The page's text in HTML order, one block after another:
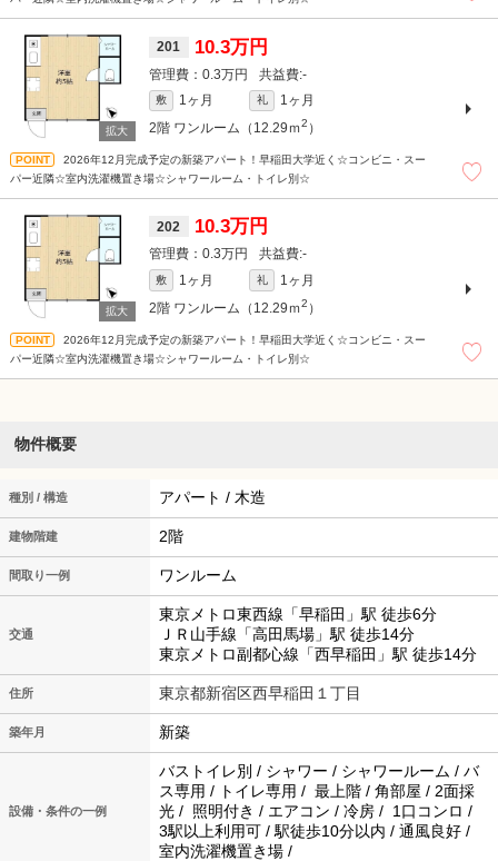
201 10.3万円
0.3万円 -
敷 1ヶ月 礼
1ヶ月
2階 ワンルーム（12.29ｍ2 ）
2026年12月完成予定の新築アパート！早稲田大学近く☆コンビニ・スー
パー近隣☆室内洗濯機置き場☆シャワールーム・トイレ別☆
202 10.3万円
0.3万円 -
敷 1ヶ月 礼
1ヶ月
2階 ワンルーム（12.29ｍ2 ）
2026年12月完成予定の新築アパート！早稲田大学近く☆コンビニ・スー
パー近隣☆室内洗濯機置き場☆シャワールーム・トイレ別☆
物件概要
種別 / 構造 アパート / 木造
建物階建 2階
間取り一例 ワンルーム
交通
東京メトロ東西線「早稲田」駅 徒歩6分
ＪＲ山手線「高田馬場」駅 徒歩14分
東京メトロ副都心線「西早稲田」駅 徒歩14分
住所 東京都新宿区西早稲田１丁目
築年月 新築
設備・条件の一例
バストイレ別 / シャワー / シャワールーム / バ
ス専用 / トイレ専用 / 最上階 / 角部屋 / 2面採
光 / 照明付き / エアコン / 冷房 / 1口コンロ /
3駅以上利用可 / 駅徒歩10分以内 / 通風良好 /
室内洗濯機置き場 /